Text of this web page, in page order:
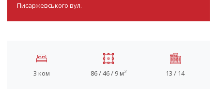
Писаржевського вул.
3 ком 86 / 46 / 9 м2 13 / 14